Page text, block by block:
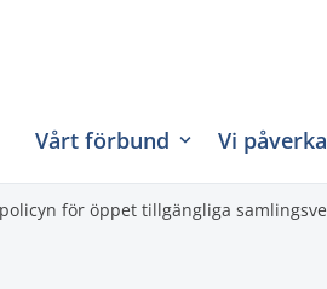
Vårt förbund Vi
för öppet tillgängliga